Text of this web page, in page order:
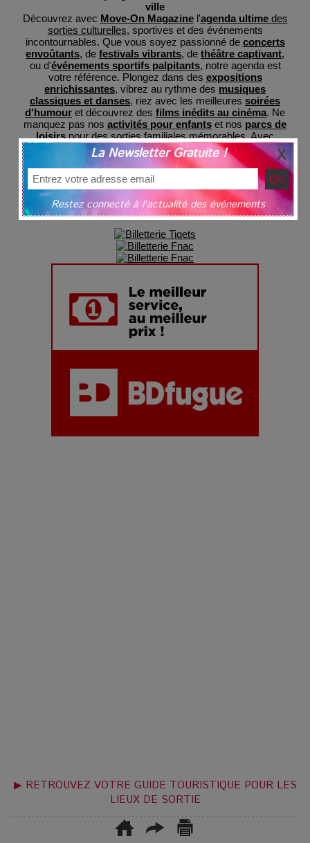
ville
Découvrez avec Move-On Magazinel'agenda ultimedes
sorties culturelles, sportives et des événements
incontournables. Que vous soyez passionné de concerts
envoûtants, de festivals vibrants, de théâtre captivant,
ou d'événements sportifs palpitants, notre agenda est
votre référence. Plongez dans des expositions
enrichissantes, vibrez au rythme des musiques
classiques et danses, riez avec les meilleures soirées
d'humour et découvrez des films inédits au cinéma. Ne
manquez pas nos activités pour enfants et nos parcs de
loisirspour des sorties familiales mémorables. Avec
MoveOnMag, restez informé des dernières tendances et
préparez-vous à des expériences inoubliables, le tout
regroupé en un lieu central pour votre commodité et avec
une billeterie sécurisée grâce à nos partenaires.
▶ RETROUVEZ VOTRE GUIDE TOURISTIQUE POUR LES
LIEUX DE SORTIE
La Newsletter Gratuite !
Restez connecté à l'actualité des événements